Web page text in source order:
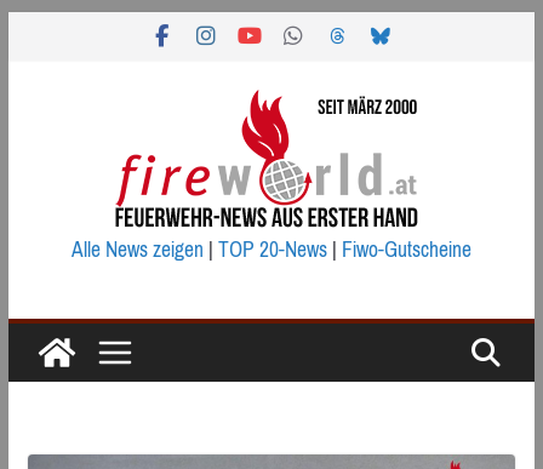
Alle News zeigen|TOP 20-News|Fiwo-Gutscheine